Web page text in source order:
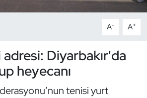
A- A+
Diyarbakır'da
heyecanı
tenisi yurt